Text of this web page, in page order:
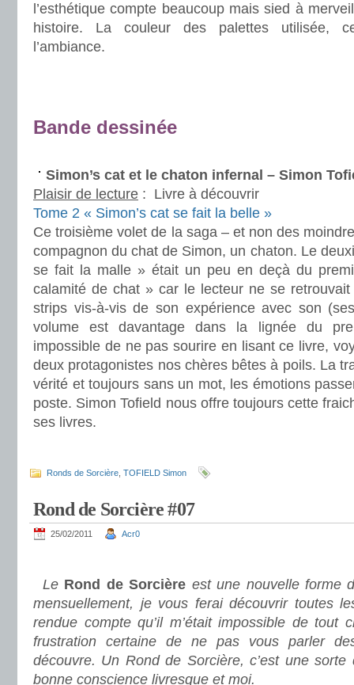
l’esthétique compte beaucoup mais sied à
histoire. La couleur des palettes utilisée,
l’ambiance.
Bande dessinée
Simon’s cat et le chaton infernal – Simon
Plaisir de lecture : Livre à découvrir
Tome 2 « Simon’s cat se fait la belle »
Ce troisième volet de la saga – et non des
compagnon du chat de Simon, un chaton. Le
se fait la malle » était un peu en deçà du
calamité de chat » car le lecteur ne se
strips vis-à-vis de son expérience avec son
volume est davantage dans la lignée du
impossible de ne pas sourire en lisant ce livre,
deux protagonistes nos chères bêtes à poils. La
vérité et toujours sans un mot, les émotions
poste. Simon Tofield nous offre toujours cette
ses livres.
Ronds de Sorcière TOFIELD Simon
Rond de Sorcière #07
25/02/2011 Acr0
Le Rond de Sorcière est une nouvelle forme
mensuellement, je vous ferai découvrir toutes
rendue compte qu’il m’était impossible de tout
frustration certaine de ne pas vous parler
découvre. Un Rond de Sorcière, c’est une
bonne conscience livresque et moi.